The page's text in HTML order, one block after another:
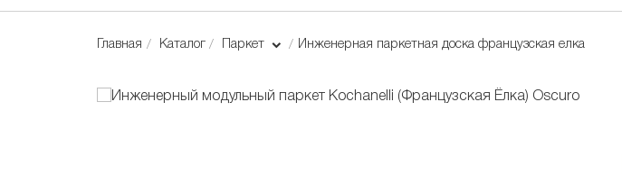
Главная Каталог Паркет Инженерная паркетная доска французская елка